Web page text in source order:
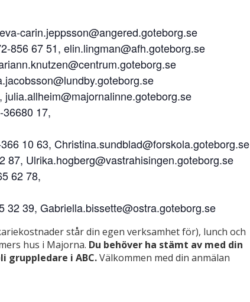
carin.jeppsson@angered.goteborg.se
856 67 51, elin.lingman@afh.goteborg.se
17,
10 63, Christina.sundblad@forskola.goteborg.se
87, Ulrika.hogberg@vastrahisingen.goteborg.se
62 78,
32 39, Gabriella.bissette@ostra.goteborg.se
står din egen verksamhet för), lunch och
hus i Majorna. Du behöver ha stämt av med din
i ABC.Välkommen med din anmälan